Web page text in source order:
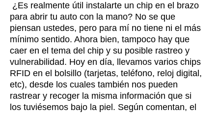
¿Es realmente útil instalarte un chip en el brazo
para abrir tu auto con la mano? No se que
piensan ustedes, pero para mí no tiene ni el más
mínimo sentido. Ahora bien, tampoco hay que
caer en el tema del chip y su posible rastreo y
vulnerabilidad. Hoy en día, llevamos varios chips
RFID en el bolsillo (tarjetas, teléfono, reloj digital,
etc), desde los cuales también nos pueden
rastrear y recoger la misma información que si
los tuviésemos bajo la piel. Según comentan, el